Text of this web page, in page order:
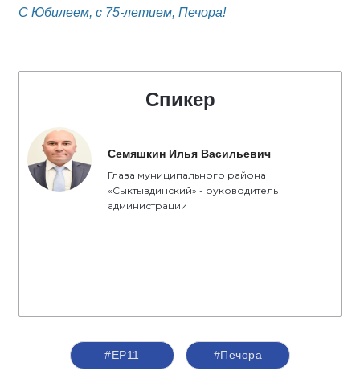
С Юбилеем, с 75-летием, Печора!
Спикер
Семяшкин Илья Васильевич
Глава муниципального района
«Сыктывдинский» - руководитель
администрации
#ЕР11 #Печора